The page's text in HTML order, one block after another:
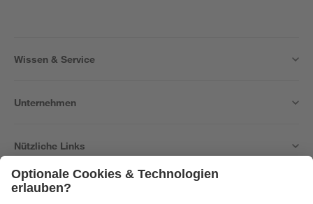
Wissen & Service
Unternehmen
Nützliche Links